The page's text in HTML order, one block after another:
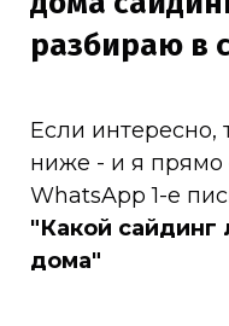
разбираю в
Если интересно,
ниже - и я
WhatsApp 1-е
"Какой
дома"